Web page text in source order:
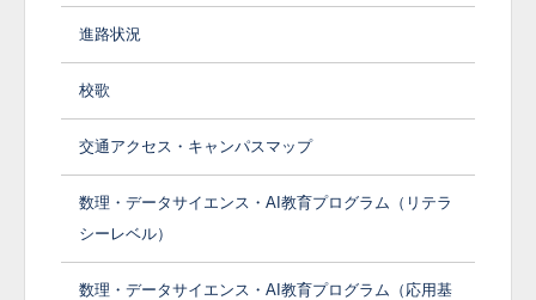
進路状況
校歌
交通アクセス・キャンパスマップ
数理・データサイエンス・AI教育プログラム（リテラ
シーレベル）
数理・データサイエンス・AI教育プログラム（応用基